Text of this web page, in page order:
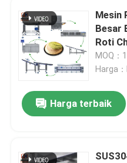
Mesin
Besar
Roti
MOQ：
Harga
Harga terbaik